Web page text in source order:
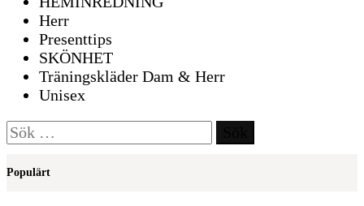
Herr
Presenttips
SKÖNHET
Träningskläder Dam & Herr
Unisex
Sök
efter:
Populärt